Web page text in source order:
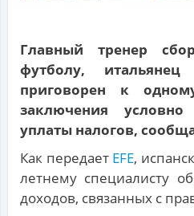
Главный тренер
футболу,
приговорен к
заключения
уплаты налогов,
Как передает EFE,
летнему специалисту
доходов, связанных с